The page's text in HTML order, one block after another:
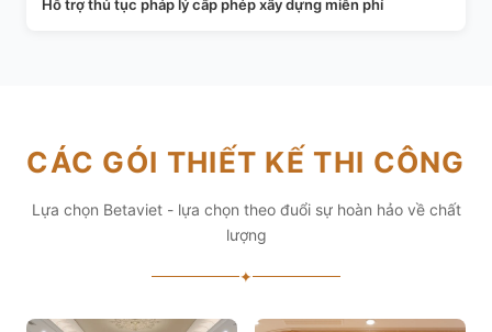
Hỗ trợ thủ tục pháp lý cấp phép xây dựng miễn phí
CÁC GÓI THIẾT KẾ THI CÔNG
Lựa chọn Betaviet - lựa chọn theo đuổi sự hoàn hảo về chất
lượng
✦